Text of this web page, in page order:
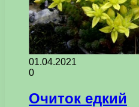
01.04.2021
0
Очиток едкий